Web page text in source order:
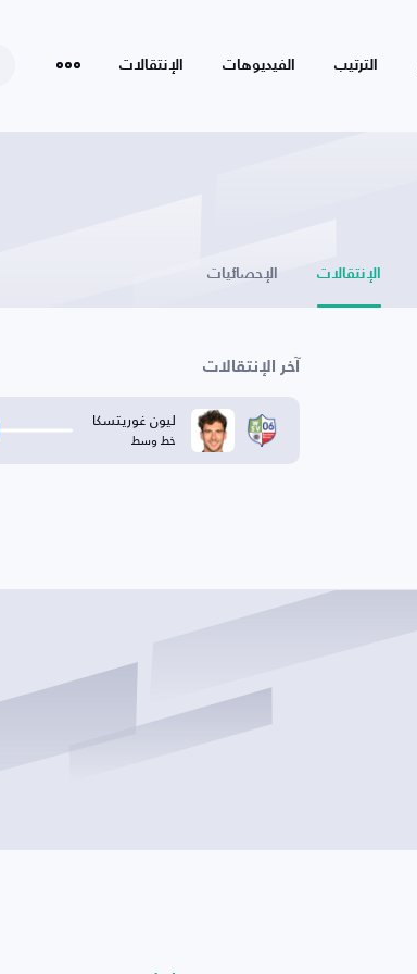
الترتيب الفيديوهات الإنتقالات
الإنتقالات الإحصائيات
آخر الإنتقالات
ليون غوريتسكا
خط وسط